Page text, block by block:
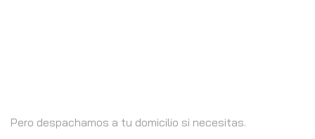
Pero despachamos a tu domicilio si necesitas.